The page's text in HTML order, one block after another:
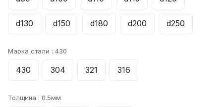
d130 d150 d180 d200 d250
Марка стали : 430
430 304 321 316
Толщина : 0.5мм